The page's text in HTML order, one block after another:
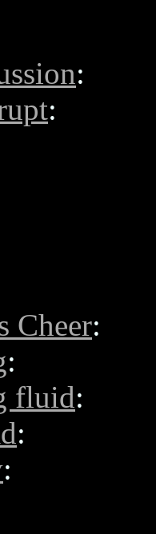
:
:
Cheer:
:
fluid:
:
: